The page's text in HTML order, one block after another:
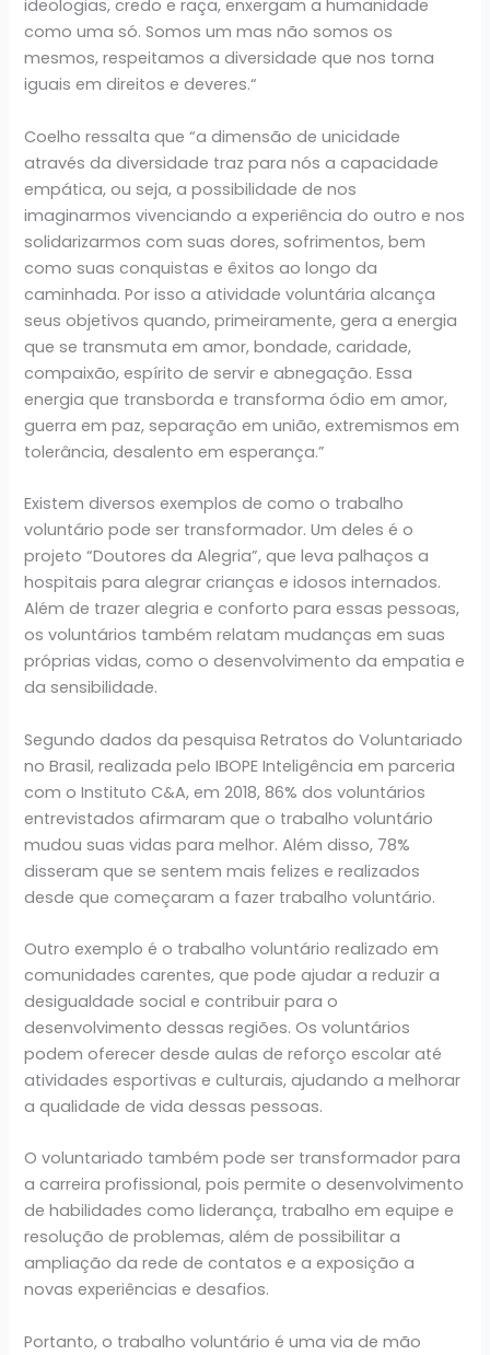
ideologias, credo e raça, enxergam a humanidade
como uma só. Somos um mas não somos os
mesmos, respeitamos a diversidade que nos torna
iguais em direitos e deveres.“
Coelho ressalta que “a dimensão de unicidade
através da diversidade traz para nós a capacidade
empática, ou seja, a possibilidade de nos
imaginarmos vivenciando a experiência do outro e nos
solidarizarmos com suas dores, sofrimentos, bem
como suas conquistas e êxitos ao longo da
caminhada. Por isso a atividade voluntária alcança
seus objetivos quando, primeiramente, gera a energia
que se transmuta em amor, bondade, caridade,
compaixão, espírito de servir e abnegação. Essa
energia que transborda e transforma ódio em amor,
guerra em paz, separação em união, extremismos em
tolerância, desalento em esperança.”
Existem diversos exemplos de como o trabalho
voluntário pode ser transformador. Um deles é o
projeto “Doutores da Alegria”, que leva palhaços a
hospitais para alegrar crianças e idosos internados.
Além de trazer alegria e conforto para essas pessoas,
os voluntários também relatam mudanças em suas
próprias vidas, como o desenvolvimento da empatia e
da sensibilidade.
Segundo dados da pesquisa Retratos do Voluntariado
no Brasil, realizada pelo IBOPE Inteligência em parceria
com o Instituto C&A, em 2018, 86% dos voluntários
entrevistados afirmaram que o trabalho voluntário
mudou suas vidas para melhor. Além disso, 78%
disseram que se sentem mais felizes e realizados
desde que começaram a fazer trabalho voluntário.
Outro exemplo é o trabalho voluntário realizado em
comunidades carentes, que pode ajudar a reduzir a
desigualdade social e contribuir para o
desenvolvimento dessas regiões. Os voluntários
podem oferecer desde aulas de reforço escolar até
atividades esportivas e culturais, ajudando a melhorar
a qualidade de vida dessas pessoas.
O voluntariado também pode ser transformador para
a carreira profissional, pois permite o desenvolvimento
de habilidades como liderança, trabalho em equipe e
resolução de problemas, além de possibilitar a
ampliação da rede de contatos e a exposição a
novas experiências e desafios.
Portanto, o trabalho voluntário é uma via de mão